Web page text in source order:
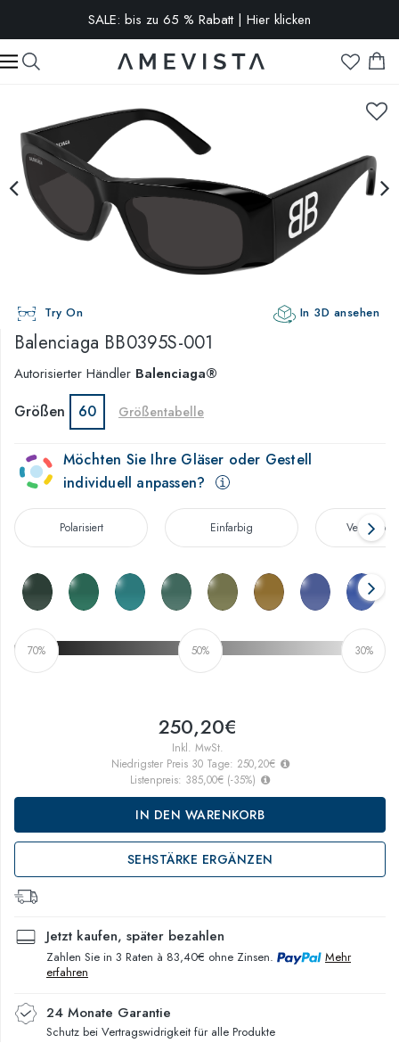
SALE: bis zu 65 % Rabatt | Hier klicken
-10% extra auf alle Brillen mit Korrektionsgläsern | Code:
VISION10
Try On In 3D ansehen
Balenciaga BB0395S-001
Autorisierter Händler Balenciaga®
Größen 60 Größentabelle
Möchten Sie Ihre Gläser oder Gestell
individuell anpassen?
Polarisiert Einfarbig
70% 50% 30%
250,20€
Inkl. MwSt.
Niedrigster Preis 30 Tage: 250,20€
Listenpreis: 385,00€ (-35%)
IN DEN WARENKORB
SEHSTÄRKE ERGÄNZEN
Jetzt kaufen, später bezahlen
Zahlen Sie in 3 Raten à 83,40€ ohne Zinsen.
Mehr
erfahren
24 Monate Garantie
Schutz bei Vertragswidrigkeit für alle Produkte